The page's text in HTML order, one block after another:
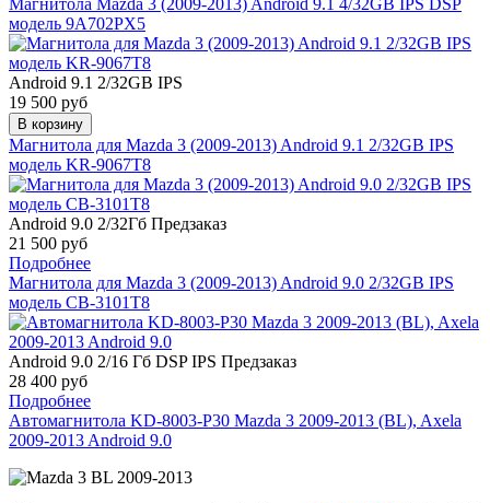
модель 9A702PX5
Android 9.1 2/32GB IPS
19 500 руб
В корзину
Магнитола для Mazda 3 (2009-2013) Android 9.1 2/32GB IPS
модель KR-9067T8
Android 9.0 2/32Гб Предзаказ
21 500 руб
Подробнее
Магнитола для Mazda 3 (2009-2013) Android 9.0 2/32GB IPS
модель CB-3101T8
Android 9.0 2/16 Гб DSP IPS Предзаказ
28 400 руб
Подробнее
Автомагнитола KD-8003-P30 Mazda 3 2009-2013 (BL), Axela
2009-2013 Android 9.0